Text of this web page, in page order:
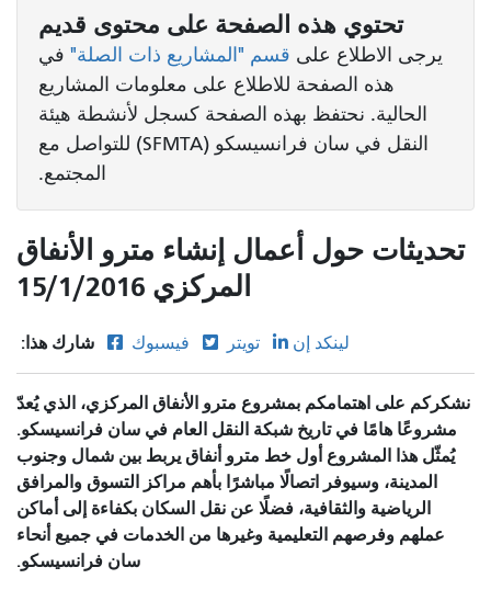
تحتوي هذه الصفحة على محتوى قديم
يرجى الاطلاع على قسم "المشاريع ذات الصلة" في
هذه الصفحة للاطلاع على معلومات المشاريع
الحالية. نحتفظ بهذه الصفحة كسجل لأنشطة هيئة
النقل في سان فرانسيسكو (SFMTA) للتواصل مع
المجتمع.
تحديثات حول أعمال إنشاء مترو الأنفاق
المركزي 15/1/2016
شارك هذا: فيسبوك تويتر لينكد إن
نشكركم على اهتمامكم بمشروع مترو الأنفاق المركزي، الذي يُعدّ
مشروعًا هامًا في تاريخ شبكة النقل العام في سان فرانسيسكو.
يُمثّل هذا المشروع أول خط مترو أنفاق يربط بين شمال وجنوب
المدينة، وسيوفر اتصالًا مباشرًا بأهم مراكز التسوق والمرافق
الرياضية والثقافية، فضلًا عن نقل السكان بكفاءة إلى أماكن
عملهم وفرصهم التعليمية وغيرها من الخدمات في جميع أنحاء
سان فرانسيسكو.